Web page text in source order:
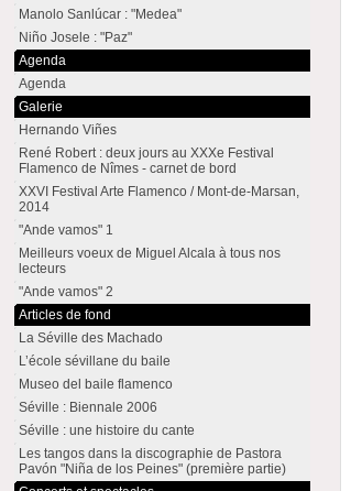
Manolo Sanlúcar : "Medea"
Niño Josele : "Paz"
Agenda
Agenda
Galerie
Hernando Viñes
René Robert : deux jours au XXXe Festival
Flamenco de Nîmes - carnet de bord
XXVI Festival Arte Flamenco / Mont-de-Marsan,
2014
"Ande vamos" 1
Meilleurs voeux de Miguel Alcala à tous nos
lecteurs
"Ande vamos" 2
Articles de fond
La Séville des Machado
L’école sévillane du baile
Museo del baile flamenco
Séville : Biennale 2006
Séville : une histoire du cante
Les tangos dans la discographie de Pastora
Pavón "Niña de los Peines" (première partie)